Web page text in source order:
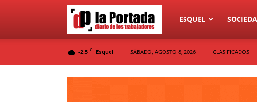
Diario
ESQUEL
-2.5 C Esquel SÁBADO, AGOSTO 8, 2026 CLASIFICADOS